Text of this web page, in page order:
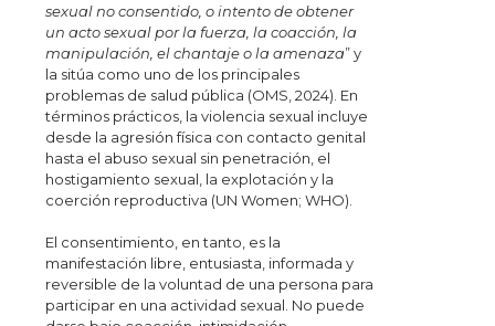
sexual no consentido, o intento de obtener
un acto sexual por la fuerza, la coacción, la
manipulación, el chantaje o la amenaza” y
la sitúa como uno de los principales
problemas de salud pública (OMS, 2024). En
términos prácticos, la violencia sexual incluye
desde la agresión física con contacto genital
hasta el abuso sexual sin penetración, el
hostigamiento sexual, la explotación y la
coerción reproductiva (UN Women; WHO).
El consentimiento, en tanto, es la
manifestación libre, entusiasta, informada y
reversible de la voluntad de una persona para
participar en una actividad sexual. No puede